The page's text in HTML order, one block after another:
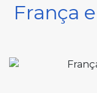
França